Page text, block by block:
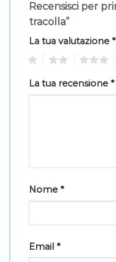
Recensisci per
tracolla”
La tua valutazione *
La tua recensione *
Nome *
Email *